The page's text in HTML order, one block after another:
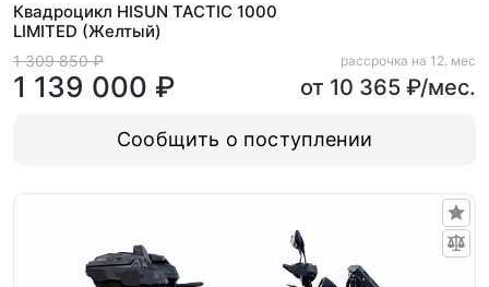
Квадроцикл HISUN TACTIC 1000
LIMITED (Желтый)
1 309 850 ₽
1 139 000 ₽
рассрочка на 12. мес
от 10 365 ₽/мес.
Сообщить о поступлении